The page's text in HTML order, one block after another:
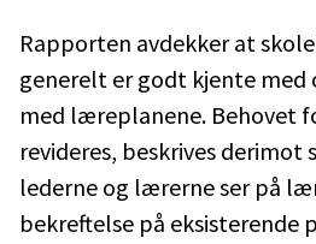
Rapporten avdekker at
generelt er godt kjente
med læreplanene. Behovet
revideres, beskrives derimot
lederne og lærerne ser på
bekreftelse på eksisterende